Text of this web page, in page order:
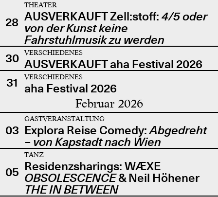
28
THEATER
AUSVERKAUFT Zell:stoff: 4/5 oder
von der Kunst keine
Fahrstuhlmusik zu werden
30
VERSCHIEDENES
AUSVERKAUFT aha Festival 2026
31
VERSCHIEDENES
aha Festival 2026
Februar 2026
03
GASTVERANSTALTUNG
Explora Reise Comedy:Abgedreht
– von Kapstadt nach Wien
05
TANZ
Residenzsharings: WÆXE
OBSOLESCENCE& Neil Höhener
THE IN BETWEEN